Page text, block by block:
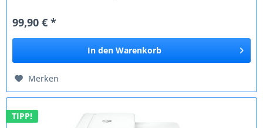
99,90 € *
In den Warenkorb
Merken
TIPP!